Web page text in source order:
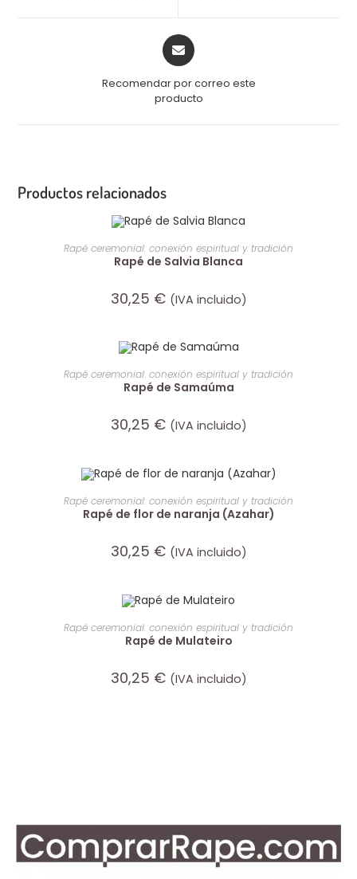
Recomendar por correo este
producto
Productos relacionados
AÑADIR AL CARRITO
Rapé ceremonial: conexión espiritual y tradición
Rapé de Salvia Blanca
30,25 € (IVA incluido)
AÑADIR AL CARRITO
Rapé ceremonial: conexión espiritual y tradición
Rapé de Samaúma
30,25 € (IVA incluido)
AÑADIR AL CARRITO
Rapé ceremonial: conexión espiritual y tradición
Rapé de flor de naranja (Azahar)
30,25 € (IVA incluido)
AÑADIR AL CARRITO
Rapé ceremonial: conexión espiritual y tradición
Rapé de Mulateiro
30,25 € (IVA incluido)